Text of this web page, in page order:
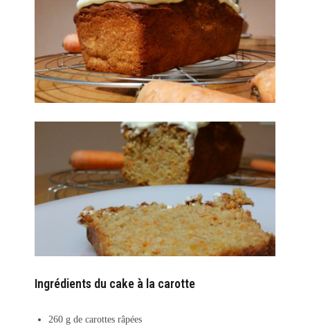
Ingrédients du cake à la carotte
260 g de carottes râpées